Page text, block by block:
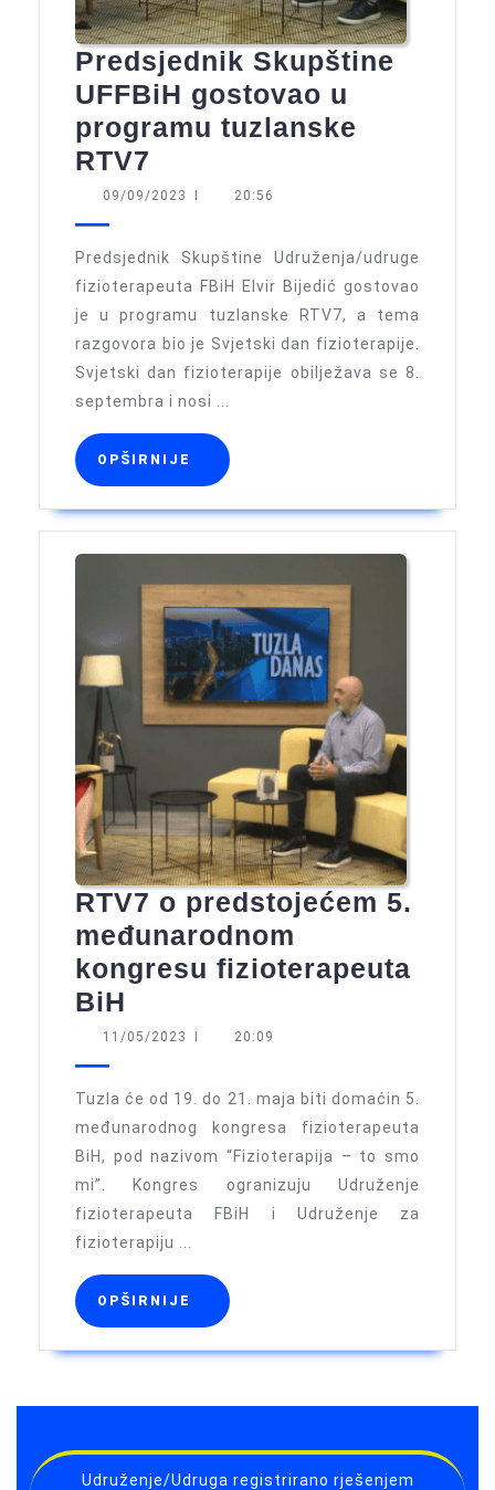
Predsjednik Skupštine
UFFBiH gostovao u
programu tuzlanske
RTV7
Skupštine
gostovao
u
programu
tuzlanske
RTV7
09/09/2023 09/09/2023
I 20:56
Predsjednik Skupštine Udruženja/udruge
fizioterapeuta FBiH Elvir Bijedić gostovao
je u programu tuzlanske RTV7, a tema
razgovora bio je Svjetski dan fizioterapije.
Svjetski dan fizioterapije obilježava se 8.
septembra i nosi ...
OPŠIRNIJE OPŠIRNIJE
RTV7 o predstojećem 5.
međunarodnom
kongresu fizioterapeuta
BiH
o
5.
međunarodnom
kongresu
fizioterapeuta
BiH
11/05/2023 11/05/2023
I 20:09
Tuzla će od 19. do 21. maja biti domaćin 5.
međunarodnog kongresa fizioterapeuta
BiH, pod nazivom “Fizioterapija – to smo
mi”. Kongres ogranizuju Udruženje
fizioterapeuta FBiH i Udruženje za
fizioterapiju ...
OPŠIRNIJE OPŠIRNIJE
Udruženje/Udruga registrirano rješenjem